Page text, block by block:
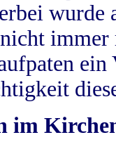
wurde
im